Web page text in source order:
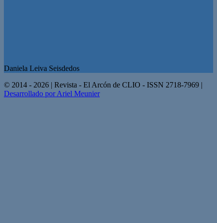
Daniela Leiva Seisdedos
© 2014 - 2026 | Revista - El Arcón de CLIO - ISSN 2718-7969 |
Desarrollado por Ariel Meunier